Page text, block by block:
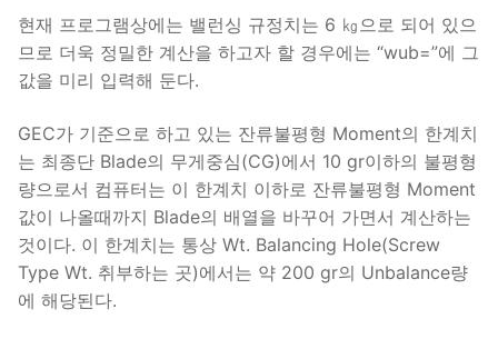
현재 프로그램상에는 밸런싱 규정치는 6 ㎏으로 되어 있으
므로 더욱 정밀한 계산을 하고자 할 경우에는 “wub=”에 그
값을 미리 입력해 둔다.
GEC가 기준으로 하고 있는 잔류불평형 Moment의 한계치
는 최종단 Blade의 무게중심(CG)에서 10 gr이하의 불평형
량으로서 컴퓨터는 이 한계치 이하로 잔류불평형 Moment
값이 나올때까지 Blade의 배열을 바꾸어 가면서 계산하는
것이다. 이 한계치는 통상 Wt. Balancing Hole(Screw
Type Wt. 취부하는 곳)에서는 약 200 gr의 Unbalance량
에 해당된다.